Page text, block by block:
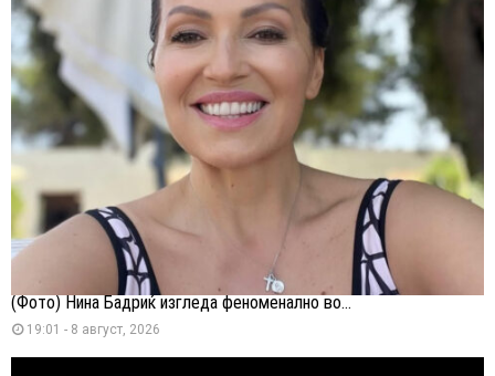
(Фото) Нина Бадриќ изгледа феноменално во...
19:01 - 8 август, 2026